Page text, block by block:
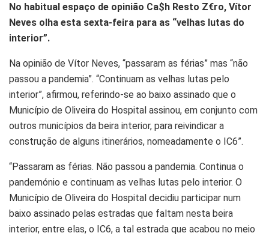
No habitual espaço de opinião Ca$h Resto Z€ro, Vítor
Neves olha esta sexta-feira para as “velhas lutas do
interior”.
Na opinião de Vítor Neves, “passaram as férias” mas “não
passou a pandemia”. “Continuam as velhas lutas pelo
interior”, afirmou, referindo-se ao baixo assinado que o
Município de Oliveira do Hospital assinou, em conjunto com
outros municípios da beira interior, para reivindicar a
construção de alguns itinerários, nomeadamente o IC6”.
“Passaram as férias. Não passou a pandemia. Continua o
pandemónio e continuam as velhas lutas pelo interior. O
Município de Oliveira do Hospital decidiu participar num
baixo assinado pelas estradas que faltam nesta beira
interior, entre elas, o IC6, a tal estrada que acabou no meio